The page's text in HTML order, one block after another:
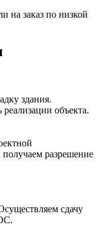
на заказ по низкой
здания.
объекта.
разрешение
сдачу